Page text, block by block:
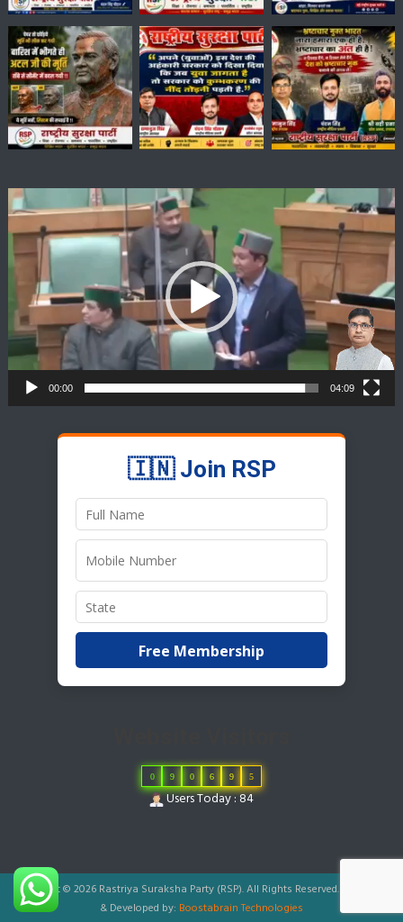
Video
Player
00:00 04:09
🇮🇳 Join RSP
Free Membership
0 9 0 6 9 5
Users Today : 84
Copyright © 2026 Rastriya Suraksha Party (RSP). All Rights Reserved.
& Developed by: Boostabrain Technologies